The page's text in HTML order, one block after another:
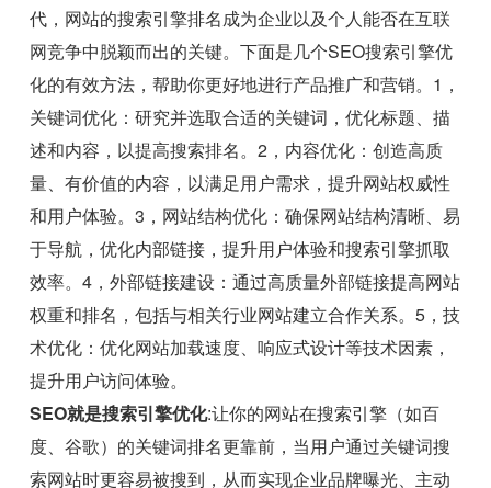
代，网站的搜索引擎排名成为企业以及个人能否在互联
网竞争中脱颖而出的关键。下面是几个SEO搜索引擎优
化的有效方法，帮助你更好地进行产品推广和营销。1，
关键词优化：研究并选取合适的关键词，优化标题、描
述和内容，以提高搜索排名。2，内容优化：创造高质
量、有价值的内容，以满足用户需求，提升网站权威性
和用户体验。3，网站结构优化：确保网站结构清晰、易
于导航，优化内部链接，提升用户体验和搜索引擎抓取
效率。4，外部链接建设：通过高质量外部链接提高网站
权重和排名，包括与相关行业网站建立合作关系。5，技
术优化：优化网站加载速度、响应式设计等技术因素，
提升用户访问体验。
SEO就是搜索引擎优化:让你的网站在搜索引擎（如百
度、谷歌）的关键词排名更靠前，当用户通过关键词搜
索网站时更容易被搜到，从而实现企业品牌曝光、主动